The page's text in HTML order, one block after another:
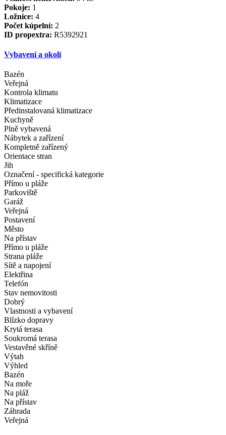
Pokoje: 1
Ložnice: 4
Počet kúpelní: 2
ID propextra: R5392921
Vybavení a okolí
Bazén
Veřejná
Kontrola klimatu
Klimatizace
Předinstalovaná klimatizace
Kuchyně
Plně vybavená
Nábytek a zařízení
Kompletně zařízený
Orientace stran
Jih
Označení - specifická kategorie
Přímo u pláže
Parkoviště
Garáž
Veřejná
Postavení
Město
Na přístav
Přímo u pláže
Strana pláže
Sítě a napojení
Elektřina
Telefón
Stav nemovitosti
Dobrý
Vlastnosti a vybavení
Blízko dopravy
Krytá terasa
Soukromá terasa
Vestavěné skříně
Výtah
Výhled
Bazén
Na moře
Na pláž
Na přístav
Záhrada
Veřejná